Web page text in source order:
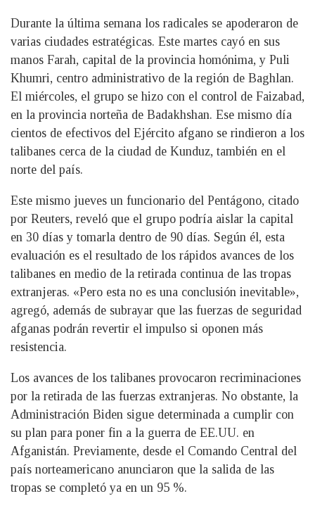
Durante la última semana los radicales se apoderaron de
varias ciudades estratégicas. Este martes cayó en sus
manos Farah, capital de la provincia homónima, y Puli
Khumri, centro administrativo de la región de Baghlan.
El miércoles, el grupo se hizo con el control de Faizabad,
en la provincia norteña de Badakhshan. Ese mismo día
cientos de efectivos del Ejército afgano se rindieron a los
talibanes cerca de la ciudad de Kunduz, también en el
norte del país.
Este mismo jueves un funcionario del Pentágono, citado
por Reuters, reveló que el grupo podría aislar la capital
en 30 días y tomarla dentro de 90 días. Según él, esta
evaluación es el resultado de los rápidos avances de los
talibanes en medio de la retirada continua de las tropas
extranjeras. «Pero esta no es una conclusión inevitable»,
agregó, además de subrayar que las fuerzas de seguridad
afganas podrán revertir el impulso si oponen más
resistencia.
Los avances de los talibanes provocaron recriminaciones
por la retirada de las fuerzas extranjeras. No obstante, la
Administración Biden sigue determinada a cumplir con
su plan para poner fin a la guerra de EE.UU. en
Afganistán. Previamente, desde el Comando Central del
país norteamericano anunciaron que la salida de las
tropas se completó ya en un 95 %.